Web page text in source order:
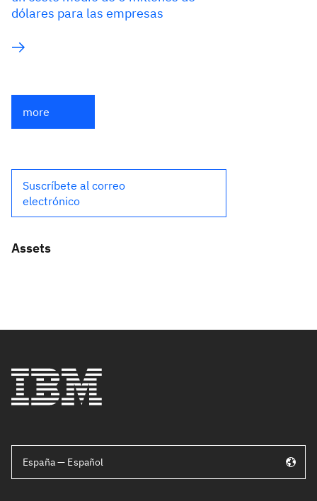
dólares para las empresas
more
Suscríbete al correo
electrónico
Assets
España — Español